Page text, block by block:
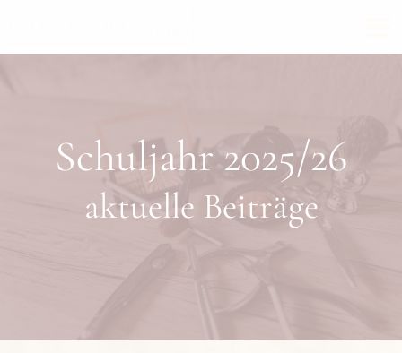
Schuljahr 2025/26
aktuelle Beiträge